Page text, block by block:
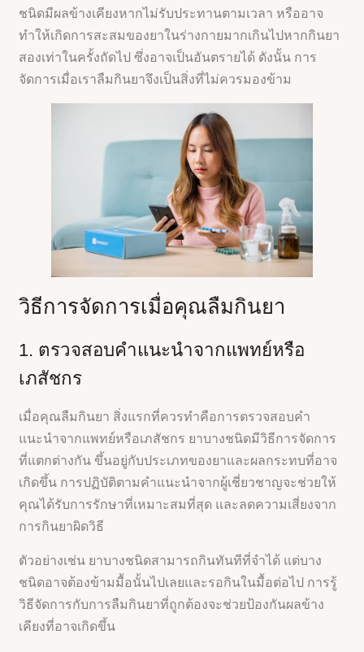
ชนิดมีผลข้างเคียงหากไม่รับประทานตามเวลา หรืออาจ
ทำให้เกิดการสะสมของยาในร่างกายมากเกินไปหากกินยา
สองเท่าในครั้งถัดไป ซึ่งอาจเป็นอันตรายได้ ดังนั้น การ
จัดการเมื่อเราลืมกินยาจึงเป็นสิ่งที่ไม่ควรมองข้าม
วิธีการจัดการเมื่อคุณลืมกินยา
1. ตรวจสอบคำแนะนำจากแพทย์หรือ
เภสัชกร
เมื่อคุณลืมกินยา สิ่งแรกที่ควรทำคือการตรวจสอบคำ
แนะนำจากแพทย์หรือเภสัชกร ยาบางชนิดมีวิธีการจัดการ
ที่แตกต่างกัน ขึ้นอยู่กับประเภทของยาและผลกระทบที่อาจ
เกิดขึ้น การปฏิบัติตามคำแนะนำจากผู้เชี่ยวชาญจะช่วยให้
คุณได้รับการรักษาที่เหมาะสมที่สุด และลดความเสี่ยงจาก
การกินยาผิดวิธี
ตัวอย่างเช่น ยาบางชนิดสามารถกินทันทีที่จำได้ แต่บาง
ชนิดอาจต้องข้ามมื้อนั้นไปเลยและรอกินในมื้อต่อไป การรู้
วิธีจัดการกับการลืมกินยาที่ถูกต้องจะช่วยป้องกันผลข้าง
เคียงที่อาจเกิดขึ้น